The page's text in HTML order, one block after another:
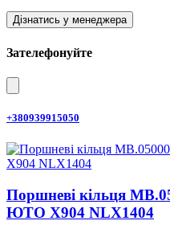
Дізнатись у менеджера
Зателефонуйте
+380939915050
Поршневі кільця
ЮТО X904 NLX1404